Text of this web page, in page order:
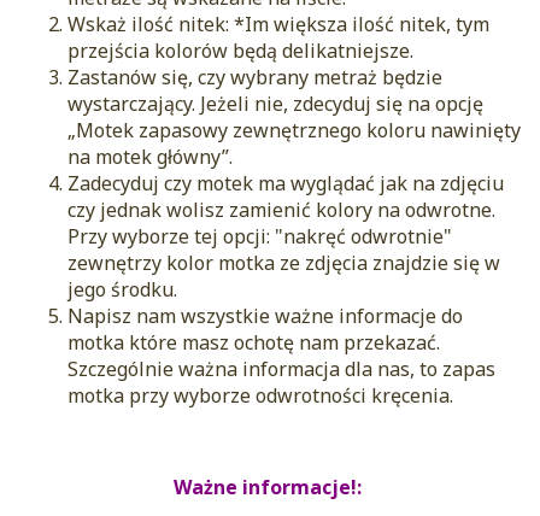
Wskaż ilość nitek: *Im większa ilość nitek, tym
przejścia kolorów będą delikatniejsze.
Zastanów się, czy wybrany metraż będzie
wystarczający. Jeżeli nie, zdecyduj się na opcję
„Motek zapasowy zewnętrznego koloru nawinięty
na motek główny”.
Zadecyduj czy motek ma wyglądać jak na zdjęciu
czy jednak wolisz zamienić kolory na odwrotne.
Przy wyborze tej opcji: "nakręć odwrotnie"
zewnętrzy kolor motka ze zdjęcia znajdzie się w
jego środku.
Napisz nam wszystkie ważne informacje do
motka które masz ochotę nam przekazać.
Szczególnie ważna informacja dla nas, to zapas
motka przy wyborze odwrotności kręcenia.
Ważne informacje!: